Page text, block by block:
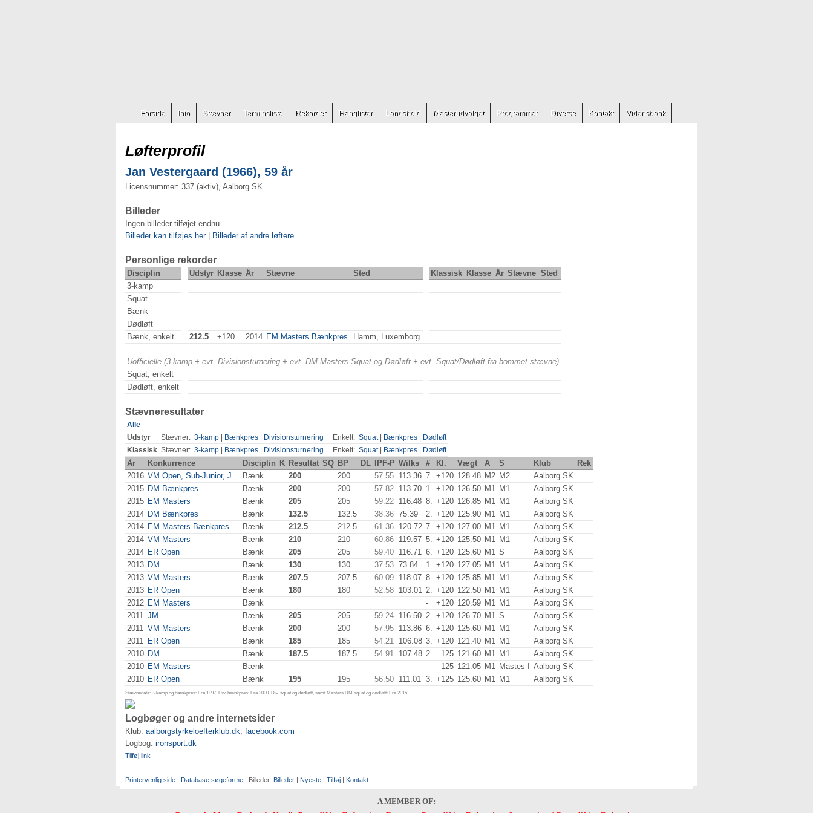
Forside Info Stævner Terminsliste Rekorder Ranglister Landshold Masterudvalget Programmer Diverse Kontakt Vidensbank
Løfterprofil
Jan Vestergaard (1966), 59 år
Licensnummer: 337 (aktiv), Aalborg SK
Billeder
Ingen billeder tilføjet endnu.
Billeder kan tilføjes her| Billeder af andre løftere
Personlige rekorder
Disciplin Udstyr Klasse År Stævne Sted Klassisk Klasse År Stævne Sted
3-kamp
Squat
Bænk
Dødløft
Bænk, enkelt
212.5 +120 2014 EM Masters Bænkpres Hamm, Luxemborg
Uofficielle (3-kamp + evt. Divisionsturnering + evt. DM Masters Squat og Dødløft + evt. Squat/Dødløft fra bommet stævne)
Squat, enkelt
Dødløft, enkelt
Stævneresultater
Alle
Udstyr
Stævner: 3-kamp Bænkpres Divisionsturnering Enkelt: Squat| Bænkpres
Dødløft
Klassisk Stævner: 3-kamp Bænkpres Divisionsturnering Enkelt: Squat| Bænkpres Dødløft
År Konkurrence Disciplin K Resultat SQ BP DL IPF-P Wilks # Kl. Vægt A S Klub
Rek
2016 VM Open, Sub-Junior, J... Bænk 200 200 57.55 113.36 7. +120 128.48 M2 M2
Aalborg SK
2015 DM Bænkpres Bænk 200 200 57.82 113.70 1. +120 126.50 M1 M1
Aalborg SK
2015 EM Masters Bænk 205 205 59.22 116.48 8. +120 126.85 M1 M1
Aalborg SK
2014 DM Bænkpres Bænk 132.5 132.5 38.36 75.39 2. +120 125.90 M1 M1
Aalborg SK
2014 EM Masters Bænkpres Bænk 212.5 212.5 61.36 120.72 7. +120 127.00 M1 M1
Aalborg SK
2014 VM Masters Bænk 210 210 60.86 119.57 5. +120 125.50 M1 M1
Aalborg SK
2014 ER Open Bænk 205 205 59.40 116.71 6. +120 125.60 M1 S
Aalborg SK
2013 DM Bænk 130 130 37.53 73.84 1. +120 127.05 M1 M1
Aalborg SK
2013 VM Masters Bænk 207.5 207.5 60.09 118.07 8. +120 125.85 M1 M1
Aalborg SK
2013 ER Open Bænk 180 180 52.58 103.01 2. +120 122.50 M1 M1
Aalborg SK
2012 EM Masters Bænk - +120 120.59 M1 M1
Aalborg SK
2011 JM Bænk 205 205 59.24 116.50 2. +120 126.70 M1 S
Aalborg SK
2011 VM Masters Bænk 200 200 57.95 113.86 6. +120 125.60 M1 M1
Aalborg SK
2011 ER Open Bænk 185 185 54.21 106.08 3. +120 121.40 M1 M1
Aalborg SK
2010 DM Bænk 187.5 187.5 54.91 107.48 2. 125 121.60 M1 M1
Aalborg SK
2010 EM Masters Bænk - 125 121.05 M1 Mastes I
Aalborg SK
2010 ER Open Bænk 195 195 56.50 111.01 3. +125 125.60 M1 M1 Aalborg SK
Stævnedata: 3-kamp og bænkpres: Fra 1997. Div. bænkpres: Fra 2000. Div. squat og dødløft, samt Masters DM squat og dødløft: Fra 2015.
Logbøger og andre internetsider
Klub: aalborgstyrkeloefterklub.dk, facebook.com
Logbog: ironsport.dk
Tilføj link
Printervenlig side | Database søgeforme | Billeder: Billeder | Nyeste | Tilføj | Kontakt
A MEMBER OF: